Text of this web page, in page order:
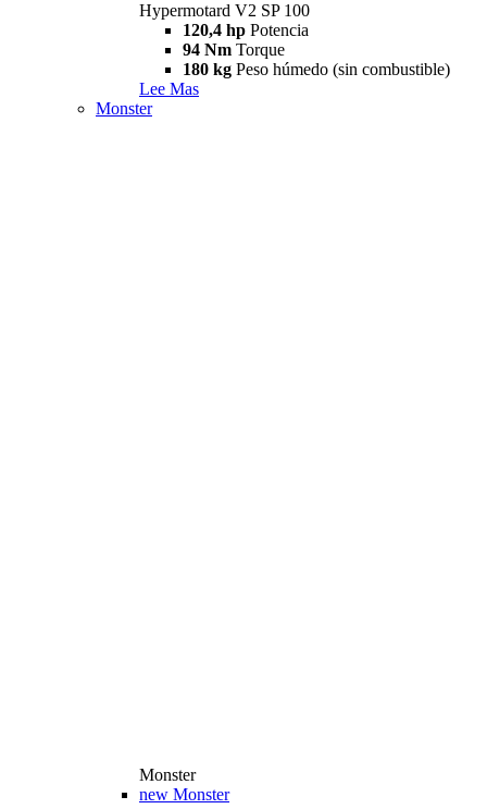
Hypermotard V2 SP 100
120,4 hp Potencia
94 Nm Torque
180 kg Peso húmedo (sin combustible)
Lee Mas
Monster
Monster
new Monster